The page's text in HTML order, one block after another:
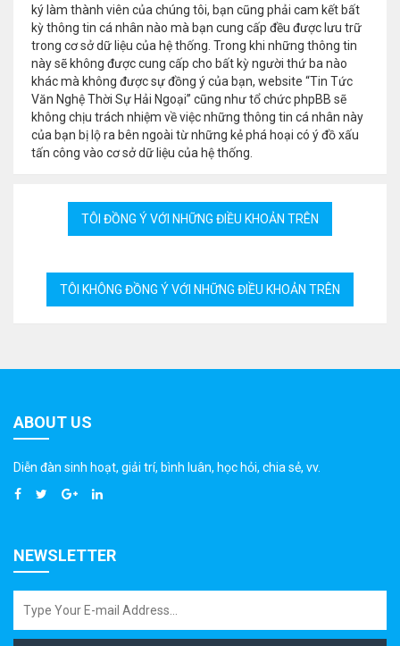
ký làm thành viên của chúng tôi, bạn cũng phải cam kết bất
kỳ thông tin cá nhân nào mà bạn cung cấp đều được lưu trữ
trong cơ sở dữ liệu của hệ thống. Trong khi những thông tin
này sẽ không được cung cấp cho bất kỳ người thứ ba nào
khác mà không được sự đồng ý của bạn, website “Tin Tức
Văn Nghệ Thời Sự Hải Ngoại” cũng như tổ chức phpBB sẽ
không chịu trách nhiệm về việc những thông tin cá nhân này
của bạn bị lộ ra bên ngoài từ những kẻ phá hoại có ý đồ xấu
tấn công vào cơ sở dữ liệu của hệ thống.
ABOUT US
Diễn đàn sinh hoạt, giải trí, bình luân, học hỏi, chia sẻ, vv.
NEWSLETTER